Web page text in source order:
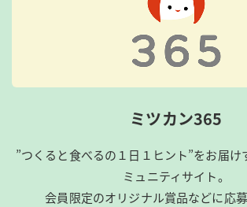
ミツカン365
”つくると食べるの１日１ヒント”をお届け
ミュニティサイト。
会員限定のオリジナル賞品などに応